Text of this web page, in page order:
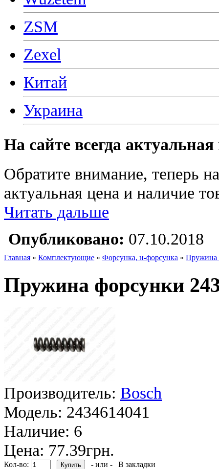
ZSM
Zexel
Китай
Украина
На сайте всегда
Обратите внимание, теперь
актуальная цена и наличие
Читать дальше
Опубликовано: 07.10.2018
Главная » Комплектующие » Форсунка, н-форсунка » Пружина
Пружина форсунки
Производитель: Bosch
Модель: 2434614041
Наличие: 6
Цена: 77.39грн.
Кол-во: - или -
В закладки